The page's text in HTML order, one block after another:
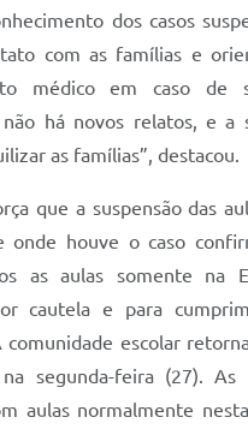
dos casos
com as famílias e
médico em caso de
há novos relatos, e a
as famílias”, destacou.
que a suspensão das
onde houve o caso
as aulas somente na
cautela e para
comunidade escolar
segunda-feira (27). As
aulas normalmente